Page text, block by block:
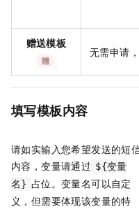
赠送模板
无需申请
填写模板内容
请如实输入您希望发送的短
内容，变量请通过 ${变量
名} 占位。变量名可以自定
义，但需要体现该变量的特